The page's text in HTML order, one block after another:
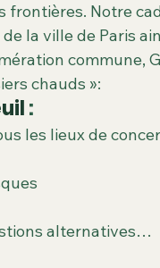
dans la ville
frontières. Notre
la ville de Paris
commune,
chauds »:
:
les lieux de
alternatives…